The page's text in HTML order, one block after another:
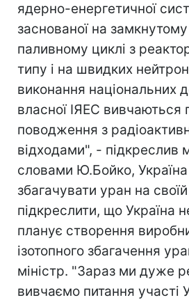
ядерно-енергетичної
заснованої на
паливному циклі з
типу і на швидких
виконання національних
власної ІЯЕС вивчаються
поводження з
відходами", - підкреслив
словами Ю.Бойко,
збагачувати уран на
підкреслити, що Україна
планує створення
ізотопного збагачення
міністр. "Зараз ми дуже
вивчаємо питання участі